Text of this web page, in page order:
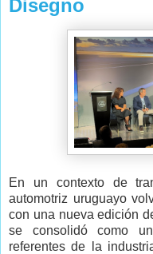
Disegno
En un contexto de
automotriz uruguayo
con una nueva edición
se consolidó como
referentes de la